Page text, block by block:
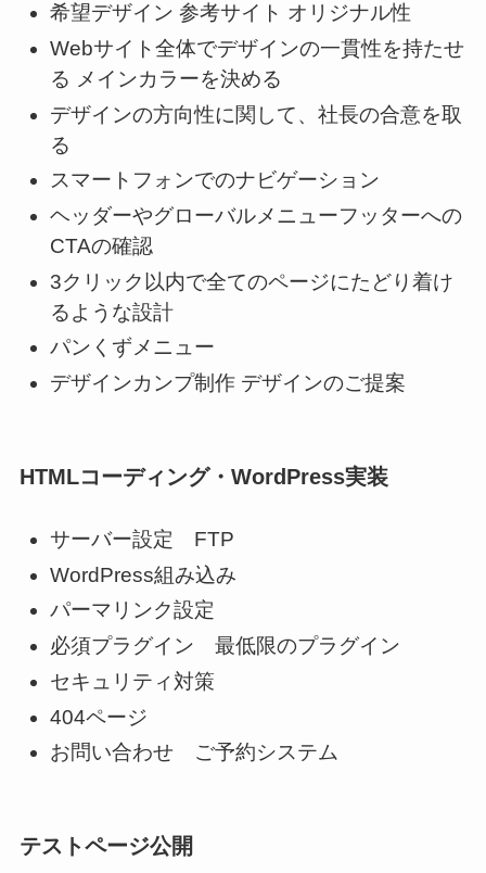
希望デザイン 参考サイト オリジナル性
Webサイト全体でデザインの一貫性を持たせ
る メインカラーを決める
デザインの方向性に関して、社長の合意を取
る
スマートフォンでのナビゲーション
ヘッダーやグローバルメニューフッターへの
CTAの確認
3クリック以内で全てのページにたどり着け
るような設計
パンくずメニュー
デザインカンプ制作 デザインのご提案
HTMLコーディング・WordPress実装
サーバー設定 FTP
WordPress組み込み
パーマリンク設定
必須プラグイン 最低限のプラグイン
セキュリティ対策
404ページ
お問い合わせ ご予約システム
テストページ公開